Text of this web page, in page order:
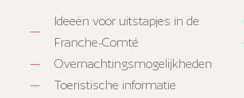
Ideeën voor uitstapjes in de
Franche-Comté
Overnachtingsmogelijkheden
Toeristische informatie